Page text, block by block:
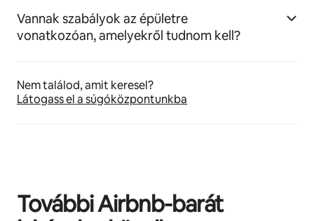
Vannak szabályok az épületre
vonatkozóan, amelyekről tudnom kell?
Nem találod, amit keresel?
Látogass el a súgóközpontunkba
További Airbnb-barát